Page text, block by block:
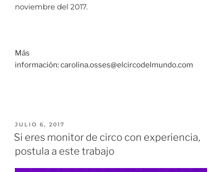
noviembre del 2017.
Más
información: carolina.osses@elcircodelmundo.com
JULIO 6, 2017
Si eres monitor de circo con experiencia,
postula a este trabajo